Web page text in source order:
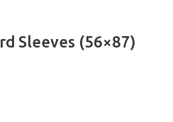
Sleeves (56×87)